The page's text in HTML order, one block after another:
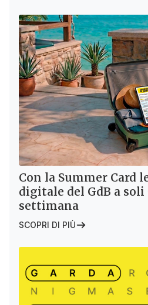
Con la Summer Card
digitale del GdB a soli
settimana
SCOPRI DI PIÙ